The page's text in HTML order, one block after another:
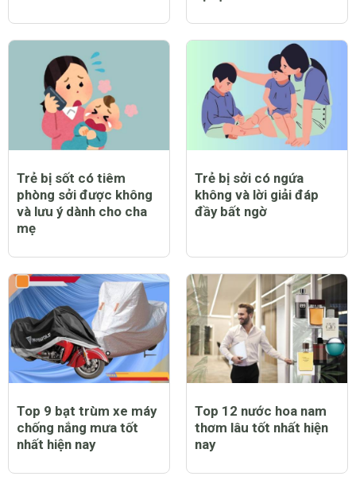
Trẻ bị sốt có tiêm
phòng sởi được không
và lưu ý dành cho cha
mẹ
Trẻ bị sởi có ngứa
không và lời giải đáp
đầy bất ngờ
Top 9 bạt trùm xe máy
chống nắng mưa tốt
nhất hiện nay
Top 12 nước hoa nam
thơm lâu tốt nhất hiện
nay